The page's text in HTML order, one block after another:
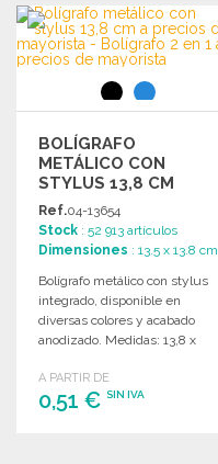
PEDIR
Solicitar un presupuesto
BOLÍGRAFO
METÁLICO CON
STYLUS 13,8 CM
Ref.04-13654
Stock : 52 913 artículos
Dimensiones : 13.5 x 13.8 cm
Bolígrafo metálico con stylus
integrado, disponible en
diversas colores y acabado
anodizado. Medidas: 13,8 x
A PARTIR DE
0,51 € SIN IVA